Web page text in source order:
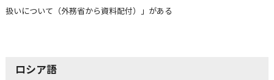
扱いについて（外務省から資料配付）」がある
ロシア語